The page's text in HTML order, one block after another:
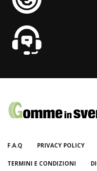
F.A.Q PRIVACY POLICY
TERMINI E CONDIZIONI